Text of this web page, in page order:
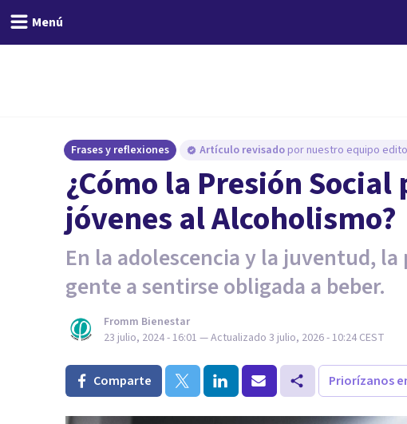
Menú
Frases y reflexiones Artículo revisado por nuestro equipo
¿Cómo la Presión
jóvenes al Alcoholismo?
En la adolescencia y la juventud,
gente a sentirse obligada a beber.
Fromm Bienestar
23 julio, 2024 - 16:01 — Actualizado 3 julio, 2026 - 10:24 CEST
Comparte Priorízanos